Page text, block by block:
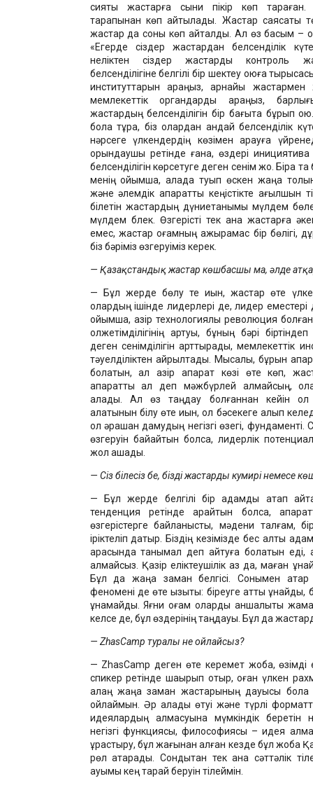
сияқты жастарға сыни пікір көп тараған.
тарапынан көп айтылады. Жастар саясаты
жастар да соны көп айталды. Ал өз басым –
«Егерде сіздер жастардан белсенділік
неліктен сіздер жастарды контроль
белсенділігіне белгілі бір шектеу қоюға
институттарын қараңыз, арнайы
мемлекеттік органдарды қараңыз,
жастардың белсенділігін бір бағытқа бұрып
бола тұра, біз олардан қандай белсенділік
нәрсеге үлкендердің көзімен қарауға
орындаушы ретінде ғана, өздері
белсенділігін көрсетуге деген сенім жоқ. Бірақ
менің ойымша, қалада туып өскен жаңа толқын
және әлемдік ақпараттық кеңістікте ағылшын
білетін жастардың дүниетанымы мүлдем
мүлдем бқлек. Өзгерісті тек қана жастарға
емес, жастар қоғамның ажырамас бір бөлігі,
біз бәріміз өзгеруіміз керек.
— Қазақстандық жастар көшбасшы ма, әлде
— Бұл жерде бөлу қте қиын, жастар өте
олардың ішінде лидерлері де, лидер еместері
ойымша, қазір технологиялық революция
қолжетімділігінің артуы, бұның бәрі
деген сенімділігін арттырады, мемлекеттік
тәуелділіктен айрылтады. Мысалы, бұрын
болатын, ал қазір ақпарат көзі өте көп,
ақпаратты ал деп мәжбүрлей алмайсың,
алады. Ал өз таңдау болғаннан кейін ол
алатынын білу өте қиын, ол бәсекеге алып
ол әрқашан дамудың негізгі өзегі, фундаменті.
өзгеруін байқайтын болсақ, лидерлік
жол ашады.
— Сіз білесіз бе, біздің жастардың кумирі немесе
— Бұл жерде белгілі бір адамды атап
тенденция ретінде қарайтын болсақ,
өзгерістерге байланысты, мәдени талғам,
іріктеліп датыр. Біздің кезімізде бес алты
арасында танымал деп айтуға болатын еді,
алмайсыз. Қазір еліктеушілік аз да, маған
Бұл да жаңа заман белгісі. Сонымен қатар
феномені де өте қызықты: біреуге қатты
ұнамайды. Яғни қоғам оларды қаншалықты
келсе де, бұл өздерінің таңдауы. Бұл да
— ZhasCamp туралы не ойлайсыз?
— ZhasCamp деген өте керемет жоба, өзімді
спикер ретінде шақырып отыр, оған үлкен
алаң жаңа заман жастарының дауысы бола
ойлаймын. Әр қалады өтуі және түрлі форматта
идеялардың алмасуына мүмкіндік беретін
негізгі функциясы, философиясы – идея
құрастыру, бұл жағынан алған кезде бұл жоба
рөл атқарады. Сондықтан тек қана сәттәлік
ауқымы кең тарай беруін тілеймін.